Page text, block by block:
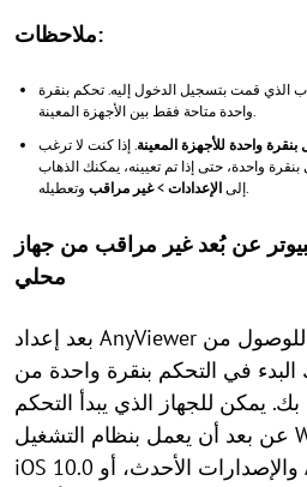
ملاحظات:
الذي قمت بتسجيل الدخول إليه. تحكم بنقرة
واحدة متاحة فقط بين الأجهزة المعينة.
بنقرة واحدة للأجهزة المعينة. إذا كنت لا ترغب
واحدة، حتى إذا تم تعيينه، يمكنك الذهاب
إلى الإعدادات >غير مراقب وتعطيله.
كمبيوتر عن بُعد غير مراقب من جهاز
محلي
بعد إعداد AnyViewer على الكمبيوتر البعيد للوصول من
في التحكم بنقرة واحدة من
يمكن للجهاز الذي يبدأ التحكم
عن بعد أن يعمل بنظام التشغيل Windows 11/10/8.1/8/7،
iOS 10.0 والإصدارات الأحدث، أو Android 6.0 والإصدارات